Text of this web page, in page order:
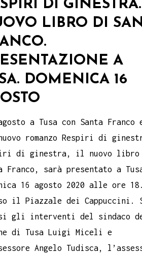
DI
LIBRO DI
A
DOMENICA 16
a Tusa con Santa
romanzo Respiri di
di ginestra, il nuovo libro
Franco, sarà presentato a
16 agosto 2020 alle ore
il Piazzale dei Cappuccini.
gli interventi del sindaco
di Tusa Luigi Miceli e
Angelo Tudisca,